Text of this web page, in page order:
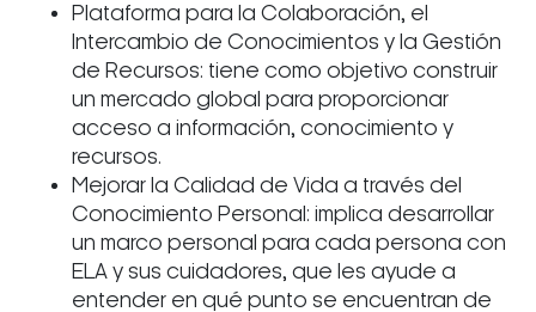
Plataforma para la Colaboración, el
Intercambio de Conocimientos y la Gestión
de Recursos: tiene como objetivo construir
un mercado global para proporcionar
acceso a información, conocimiento y
recursos.
Mejorar la Calidad de Vida a través del
Conocimiento Personal: implica desarrollar
un marco personal para cada persona con
ELA y sus cuidadores, que les ayude a
entender en qué punto se encuentran de